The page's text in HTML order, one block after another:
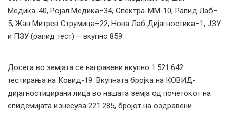
Медика-40, Ројал Медика–34, Спектра-ММ-10, Рапид Лаб–
5, Жан Митрев Струмица–22, Нова Лаб Дијагностика–1, ЈЗУ
и ПЗУ (рапид тест) – вкупно 859.
Досега во земјата се направени вкупно 1.521.642
тестирања на Ковид-19. Вкупната бројка на КОВИД-
дијагностицирани лица во нашата земја од почетокот на
епидемијата изнесува 221.285, бројот на оздравени